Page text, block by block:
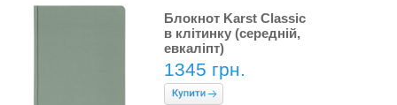
Блокнот Karst Classic
в клітинку (середній,
евкаліпт)
1345 грн.